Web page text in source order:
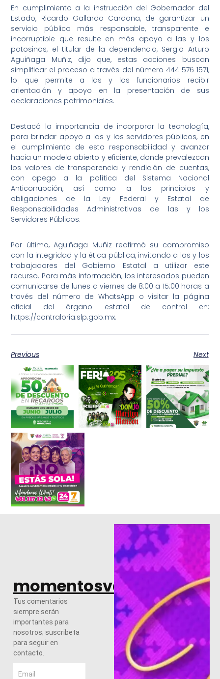
En cumplimiento a la instrucción del Gobernador del
Estado, Ricardo Gallardo Cardona, de garantizar un
servicio público más responsable, transparente e
incorruptible que resulte en más apoyo a las y los
potosinos, el titular de la dependencia, Sergio Arturo
Aguiñaga Muñiz, dijo que, estas acciones buscan
simplificar el proceso a través del número 444 576 1571,
lo que permite a las y los funcionarios recibir
orientación y apoyo en la presentación de sus
declaraciones patrimoniales.
Destacó la importancia de incorporar la tecnología,
para brindar apoyo a las y los servidores públicos, en
el cumplimiento de esta responsabilidad y avanzar
hacia un modelo abierto y eficiente, donde prevalezcan
los valores de transparencia y rendición de cuentas,
con apego a la política del Sistema Nacional
Anticorrupción, así como a los principios y
obligaciones de la Ley Federal y Estatal de
Responsabilidades Administrativas de las y los
Servidores Públicos.
Por último, Aguiñaga Muñiz reafirmó su compromiso
con la integridad y la ética pública, invitando a las y los
trabajadores del Gobierno Estatal a utilizar este
recurso. Para más información, los interesados pueden
comunicarse de lunes a viernes de 8:00 a 15:00 horas a
través del número de WhatsApp o visitar la página
oficial del órgano estatal de control en:
https://contraloria.slp.gob.mx.
Previous Next
momentosvalles.com
Tus comentarios
siempre serán
importantes para
nosotros; suscribeta
para seguir en
contacto.